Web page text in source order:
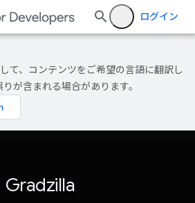
ログイン
て、コンテンツをご希望の言語に翻訳し
が含まれる場合があります。
Gradzilla